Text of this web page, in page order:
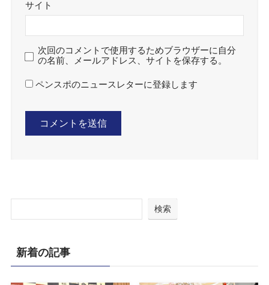
サイト
次回のコメントで使用するためブラウザーに自分
の名前、メールアドレス、サイトを保存する。
ペンスポのニュースレターに登録します
検索
新着の記事